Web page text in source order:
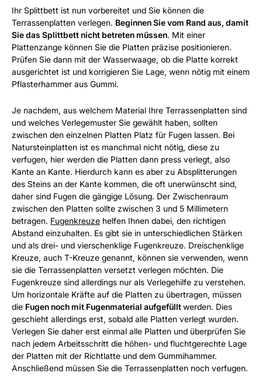
Ihr Splittbett ist nun vorbereitet und Sie können die
Terrassenplatten verlegen. Beginnen Sie vom Rand aus, damit
Sie das Splittbett nicht betreten müssen. Mit einer
Plattenzange können Sie die Platten präzise positionieren.
Prüfen Sie dann mit der Wasserwaage, ob die Platte korrekt
ausgerichtet ist und korrigieren Sie Lage, wenn nötig mit einem
Pflasterhammer aus Gummi.
Je nachdem, aus welchem Material Ihre Terrassenplatten sind
und welches Verlegemuster Sie gewählt haben, sollten
zwischen den einzelnen Platten Platz für Fugen lassen. Bei
Natursteinplatten ist es manchmal nicht nötig, diese zu
verfugen, hier werden die Platten dann press verlegt, also
Kante an Kante. Hierdurch kann es aber zu Absplitterungen
des Steins an der Kante kommen, die oft unerwünscht sind,
daher sind Fugen die gängige Lösung. Der Zwischenraum
zwischen den Platten sollte zwischen 3 und 5 Millimetern
betragen. Fugenkreuze helfen Ihnen dabei, den richtigen
Abstand einzuhalten. Es gibt sie in unterschiedlichen Stärken
und als drei- und vierschenklige Fugenkreuze. Dreischenklige
Kreuze, auch T-Kreuze genannt, können sie verwenden, wenn
sie die Terrassenplatten versetzt verlegen möchten. Die
Fugenkreuze sind allerdings nur als Verlegehilfe zu verstehen.
Um horizontale Kräfte auf die Platten zu übertragen, müssen
die Fugen noch mit Fugenmaterial aufgefülltwerden. Dies
geschieht allerdings erst, sobald alle Platten verlegt wurden.
Verlegen Sie daher erst einmal alle Platten und überprüfen Sie
nach jedem Arbeitsschritt die höhen- und fluchtgerechte Lage
der Platten mit der Richtlatte und dem Gummihammer.
Anschließend müssen Sie die Terrassenplatten noch verfugen.